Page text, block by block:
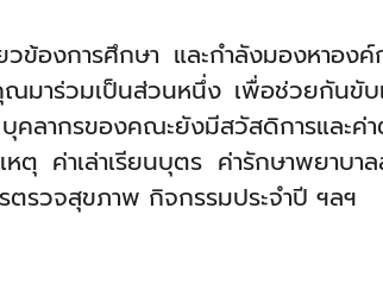
วข้องการศึกษา และกำลังมองหาอง
าร่วมเป็นส่วนหนึ่ง เพื่อช่วยกันขับ
คลากรของคณะยังมีสวัสดิการและ
ตุ ค่าเล่าเรียนบุตร ค่ารักษาพยาบา
รวจสุขภาพ กิจกรรมประจำปี ฯลฯ